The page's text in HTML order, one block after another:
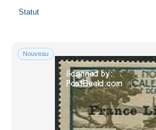
Statut
Nouveau